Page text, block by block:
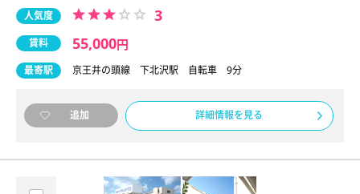
人気度 3
賃料 55,000円
最寄駅 京王井の頭線 下北沢駅 自転車 9分
追加 詳細情報を見る